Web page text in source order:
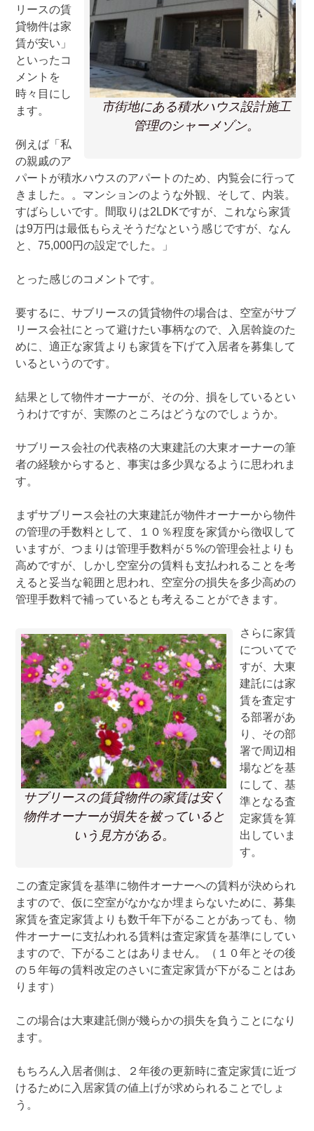
市街地にある積水ハウス設計施工
管理のシャーメゾン。
リースの賃
貸物件は家
賃が安い」
といったコ
メントを
時々目にし
ます。
例えば「私
の親戚のア
パートが積水ハウスのアパートのため、内覧会に行って
きました。。マンションのような外観、そして、内装。
すばらしいです。間取りは2LDKですが、これなら家賃
は9万円は最低もらえそうだなという感じですが、なん
と、75,000円の設定でした。」
とった感じのコメントです。
要するに、サブリースの賃貸物件の場合は、空室がサブ
リース会社にとって避けたい事柄なので、入居斡旋のた
めに、適正な家賃よりも家賃を下げて入居者を募集して
いるというのです。
結果として物件オーナーが、その分、損をしているとい
うわけですが、実際のところはどうなのでしょうか。
サブリース会社の代表格の大東建託の大東オーナーの筆
者の経験からすると、事実は多少異なるように思われま
す。
まずサブリース会社の大東建託が物件オーナーから物件
の管理の手数料として、１０％程度を家賃から徴収して
いますが、つまりは管理手数料が５%の管理会社よりも
高めですが、しかし空室分の賃料も支払われることを考
えると妥当な範囲と思われ、空室分の損失を多少高めの
管理手数料で補っているとも考えることができます。
サブリースの賃貸物件の家賃は安く
物件オーナーが損失を被っていると
いう見方がある。
さらに家賃
についてで
すが、大東
建託には家
賃を査定す
る部署があ
り、その部
署で周辺相
場などを基
にして、基
準となる査
定家賃を算
出していま
す。
この査定家賃を基準に物件オーナーへの賃料が決められ
ますので、仮に空室がなかなか埋まらないために、募集
家賃を査定家賃よりも数千年下がることがあっても、物
件オーナーに支払われる賃料は査定家賃を基準にしてい
ますので、下がることはありません。（１０年とその後
の５年毎の賃料改定のさいに査定家賃が下がることはあ
ります）
この場合は大東建託側が幾らかの損失を負うことになり
ます。
もちろん入居者側は、２年後の更新時に査定家賃に近づ
けるために入居家賃の値上げが求められることでしょ
う。